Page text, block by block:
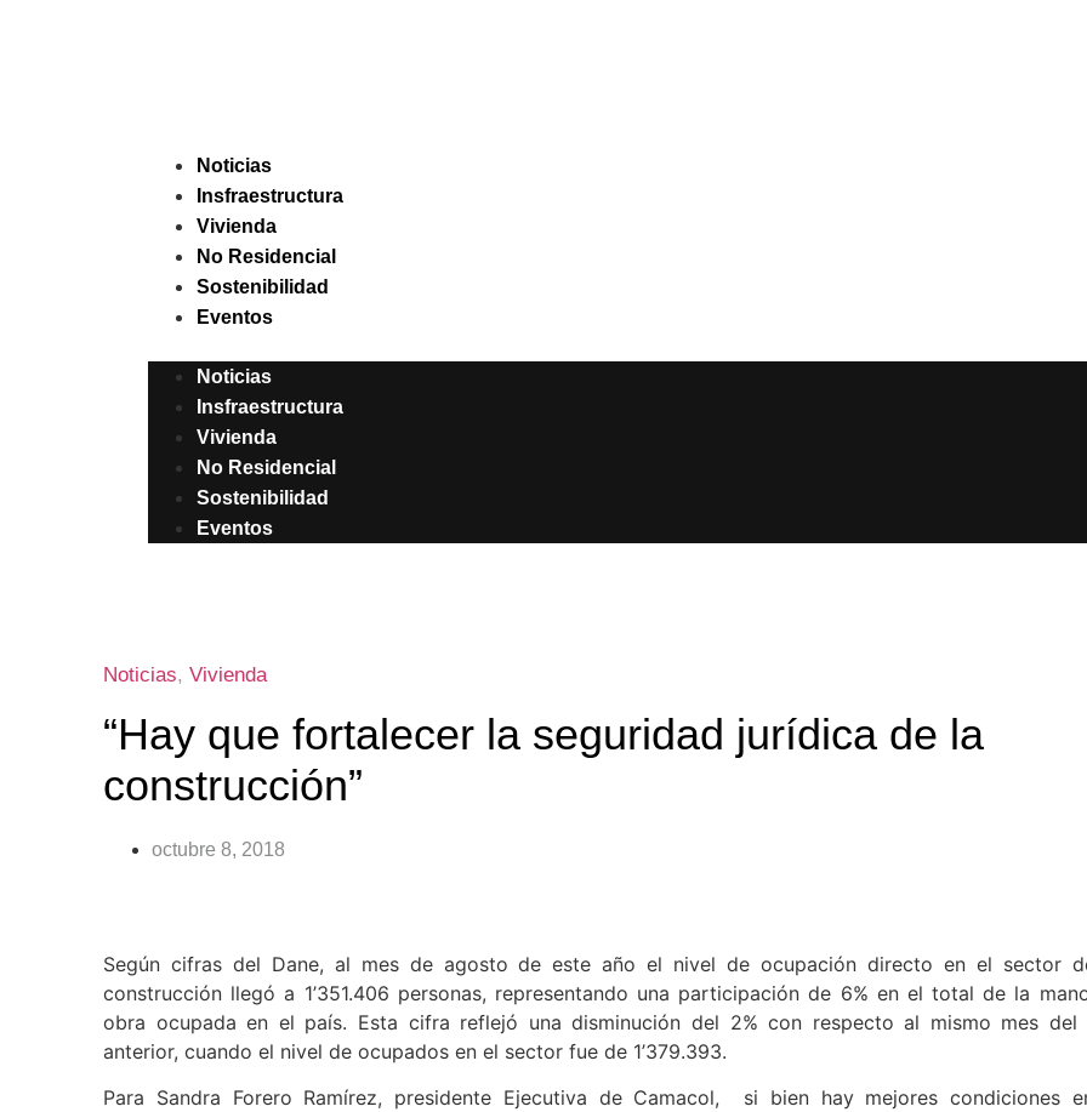
Noticias
Insfraestructura
Vivienda
No Residencial
Sostenibilidad
Eventos
Noticias
Insfraestructura
Vivienda
No Residencial
Sostenibilidad
Eventos
Noticias, Vivienda
“Hay que fortalecer la seguridad jurídica de la
construcción”
octubre 8, 2018
Según cifras del Dane, al mes de agosto de este año el nivel de ocupación directo en el sector
construcción llegó a 1’351.406 personas, representando una participación de 6% en el total de la
obra ocupada en el país. Esta cifra reflejó una disminución del 2% con respecto al mismo mes del
anterior, cuando el nivel de ocupados en el sector fue de 1’379.393.
Para Sandra Forero Ramírez, presidente Ejecutiva de Camacol, si bien hay mejores condiciones